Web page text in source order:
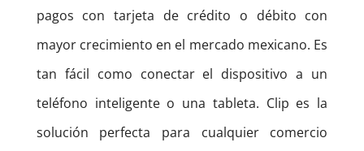
pagos con tarjeta de crédito o débito con
mayor crecimiento en el mercado mexicano. Es
tan fácil como conectar el dispositivo a un
teléfono inteligente o una tableta. Clip es la
solución perfecta para cualquier comercio